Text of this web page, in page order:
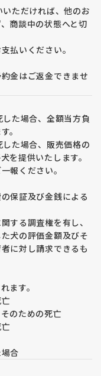
ただければ、他のお
商談中の状態へと切
払いください。
金はご返金できませ
た場合、全額当方負
。
た場合、販売価格の
を提供いたします。
報ください。
保証及び金銭による
する調査権を有し、
犬の評価金額及びそ
に対し請求できるも
ます。
のための死亡
合